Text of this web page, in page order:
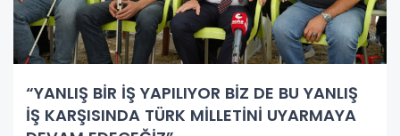
“YANLIŞ BİR İŞ YAPILIYOR BİZ DE BU YANLIŞ
İŞ KARŞISINDA TÜRK MİLLETİNİ UYARMAYA